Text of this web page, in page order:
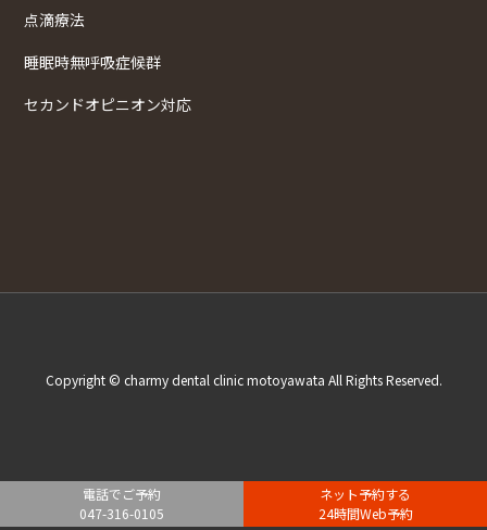
点滴療法
睡眠時無呼吸症候群
セカンドオピニオン対応
Copyright © charmy dental clinic motoyawata All Rights Reserved.
電話でご予約
047-316-0105
ネット予約する
24時間Web予約